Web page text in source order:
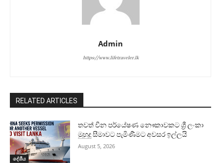
Admin
https://www.lifetraveler.lk
RELATED ARTICLES
දේශීය
තවත් චීන පර්යේෂණ නෞකාවකට ශ්‍රී ලංකා
මුහුදු සීමාවට පැමිණීමට අවසර ඉල්ලයි
August 5, 2026